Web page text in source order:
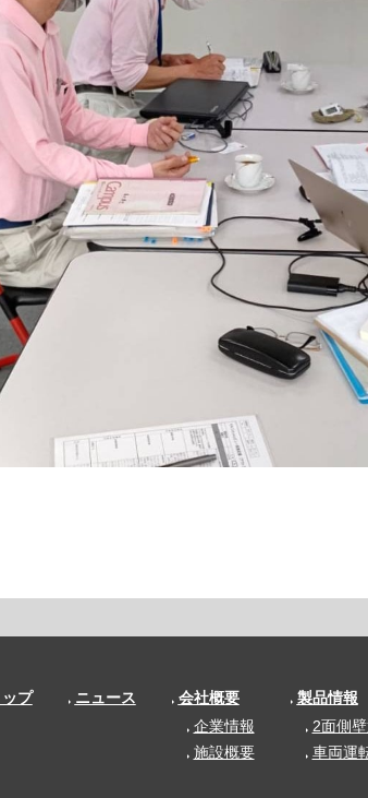
ップ ニュース
会社概要
企業情報
施設概要
製品情報
2面側
車両運